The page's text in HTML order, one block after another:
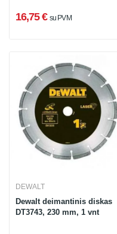
16,75 € su PVM
DEWALT
Dewalt deimantinis diskas
DT3743, 230 mm, 1 vnt